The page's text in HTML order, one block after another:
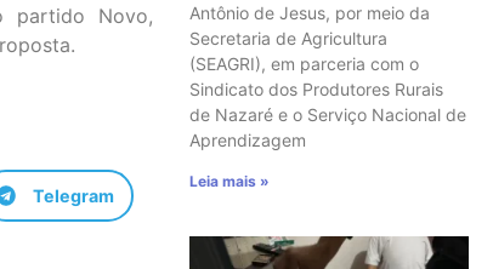
partido Novo,
Telegram
Antônio de Jesus, por meio da
Secretaria de Agricultura
(SEAGRI), em parceria com o
Sindicato dos Produtores Rurais
de Nazaré e o Serviço Nacional de
Aprendizagem
Leia mais »